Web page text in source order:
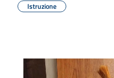
Istruzione